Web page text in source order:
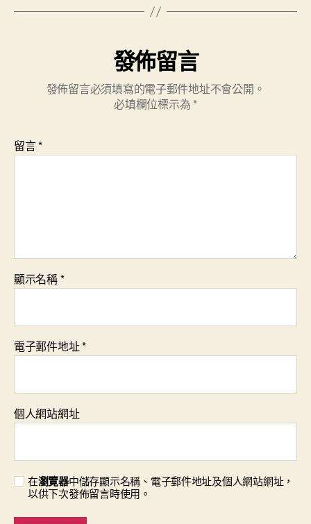
發佈留言
發佈留言必須填寫的電子郵件地址不會公開。
必填欄位標示為 *
留言*
顯示名稱*
電子郵件地址*
個人網站網址
在瀏覽器中儲存顯示名稱、電子郵件地址及個人網站網址，
以供下次發佈留言時使用。